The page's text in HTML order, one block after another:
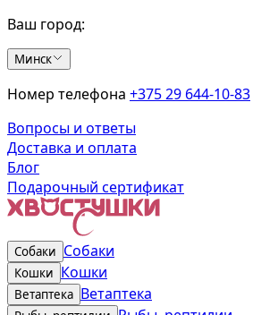
Ваш город:
Минск
Номер телефона +375 29 644-10-83
Вопросы и ответы
Доставка и оплата
Блог
Подарочный сертификат
Собаки Собаки
Кошки Кошки
Ветаптека Ветаптека